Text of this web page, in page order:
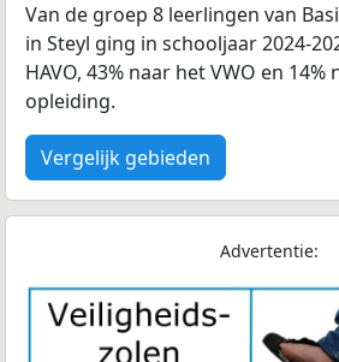
Van de groep 8 leerlingen van
in Steyl ging in schooljaar 2024-
HAVO, 43% naar het VWO en
opleiding.
Vergelijk gebieden
Advertentie: